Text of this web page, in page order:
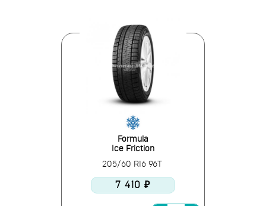
Formula
Ice Friction
205/60 R16 96T
7 410 ₽